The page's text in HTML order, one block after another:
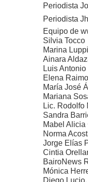
Periodista
Periodista
Equipo de
Silvia Tocco
Marina Luppi
Ainara
Luis
Elena
María José
Mariana
Lic. Rodolfo
Sandra
Mabel
Norma
Jorge Elías
Cintia
BairoNews
Mónica
Diego